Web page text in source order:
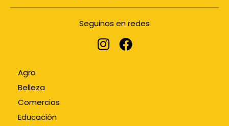
Seguinos en redes
Agro
Belleza
Comercios
Educación